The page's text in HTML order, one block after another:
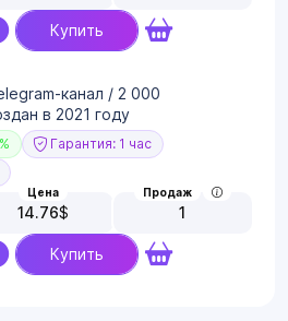
Купить
канал / 2 000
в 2021 году
Гарантия: 1 час
Цена
14.76$
Продаж
1
Купить